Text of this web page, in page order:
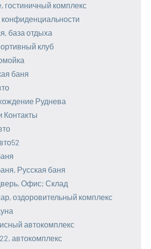
гостиничный комплекс
база отдыха
клуб
баня
Руднева
Контакты
Русская баня
Офис; Склад
оздоровительный комплекс
автокомплекс
автокомплекс